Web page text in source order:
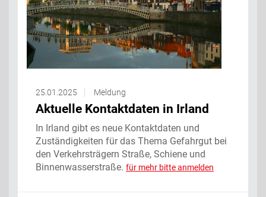
25.01.2025 Meldung
Aktuelle Kontaktdaten in Irland
In Irland gibt es neue Kontaktdaten und
Zuständigkeiten für das Thema Gefahrgut bei
den Verkehrsträgern Straße, Schiene und
Binnenwasserstraße. für mehr bitte anmelden